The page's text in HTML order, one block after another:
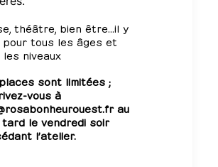
théâtre, bien être…il y
pour tous les âges et
niveaux
sont limitées ;
vous à
au
tard le vendredi soir
l’atelier.